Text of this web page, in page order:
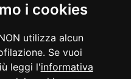
i cookies
utilizza alcun
Se vuoi
leggi l'informativa
|glossario